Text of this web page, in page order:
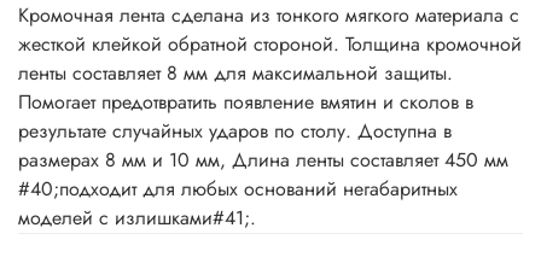
Кромочная лента сделана из тонкого мягкого материала с
жесткой клейкой обратной стороной. Толщина кромочной
ленты составляет 8 мм для максимальной защиты.
Помогает предотвратить появление вмятин и сколов в
результате случайных ударов по столу. Доступна в
размерах 8 мм и 10 мм, Длина ленты составляет 450 мм
#40;подходит для любых оснований негабаритных
моделей с излишками#41;.